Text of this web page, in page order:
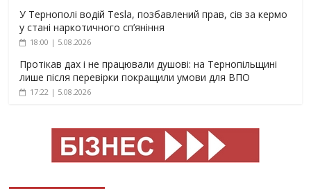
У Тернополі водій Tesla, позбавлений прав, сів за кермо
у стані наркотичного сп’яніння
18:00 | 5.08.2026
Протікав дах і не працювали душові: на Тернопільщині
лише після перевірки покращили умови для ВПО
17:22 | 5.08.2026